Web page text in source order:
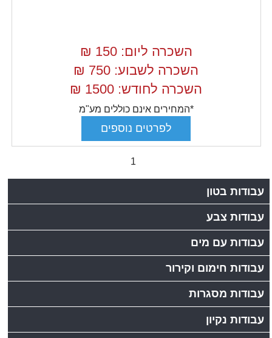
השכרה ליום: 150
₪
השכרה לשבוע: 750
₪
השכרה לחודש: 1500
₪
*המחירים אינם כוללים מע"מ
1
עבודות בטון
עבודות צבע
עבודות עם מים
עבודות חימום וקירור
עבודות מסגרות
עבודות נקיון